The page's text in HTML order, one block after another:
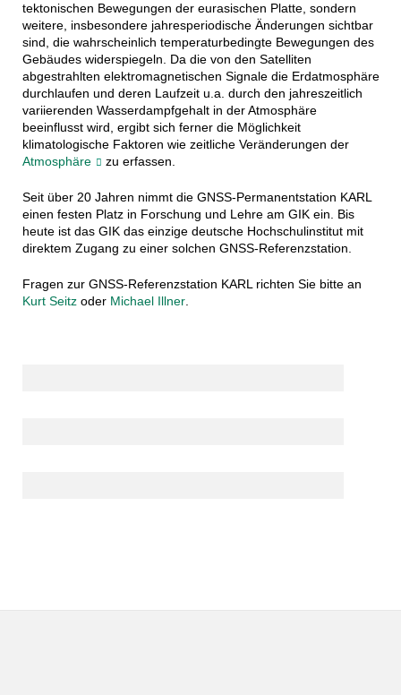
tektonischen Bewegungen der eurasischen Platte, sondern
weitere, insbesondere jahresperiodische Änderungen sichtbar
sind, die wahrscheinlich temperaturbedingte Bewegungen des
Gebäudes widerspiegeln. Da die von den Satelliten
abgestrahlten elektromagnetischen Signale die Erdatmosphäre
durchlaufen und deren Laufzeit u.a. durch den jahreszeitlich
variierenden Wasserdampfgehalt in der Atmosphäre
beeinflusst wird, ergibt sich ferner die Möglichkeit
klimatologische Faktoren wie zeitliche Veränderungen der
Atmosphäre
zu erfassen.
Seit über 20 Jahren nimmt die GNSS-Permanentstation KARL
einen festen Platz in Forschung und Lehre am GIK ein. Bis
heute ist das GIK das einzige deutsche Hochschulinstitut mit
direktem Zugang zu einer solchen GNSS-Referenzstation.
Fragen zur GNSS-Referenzstation KARL richten Sie bitte an
Kurt Seitzoder Michael Illner.